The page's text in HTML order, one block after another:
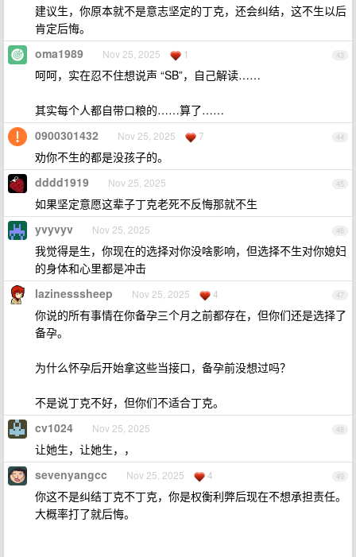
建议生，你原本就不是意志坚定的丁克，还会纠结，这不生以后
肯定后悔。
43
oma1989 Nov 25, 2025 1
呵呵，实在忍不住想说声 “SB”，自己解读……
其实每个人都自带口粮的……算了……
44
0900301432 Nov 25, 2025 7
劝你不生的都是没孩子的。
45
dddd1919 Nov 25, 2025
如果坚定意愿这辈子丁克老死不反悔那就不生
46
yvyvyv Nov 25, 2025
我觉得是生，你现在的选择对你没啥影响，但选择不生对你媳妇
的身体和心里都是冲击
47
lazinesssheep Nov 25, 2025 4
你说的所有事情在你备孕三个月之前都存在，但你们还是选择了
备孕。
为什么怀孕后开始拿这些当接口，备孕前没想过吗？
不是说丁克不好，但你们不适合丁克。
48
cv1024 Nov 25, 2025
让她生，让她生，，
49
sevenyangcc Nov 25, 2025 4
你这不是纠结丁克不丁克，你是权衡利弊后现在不想承担责任。
大概率打了就后悔。